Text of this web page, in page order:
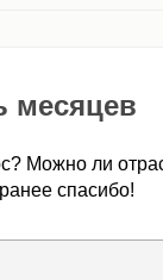
месяцев
Можно ли
спасибо!